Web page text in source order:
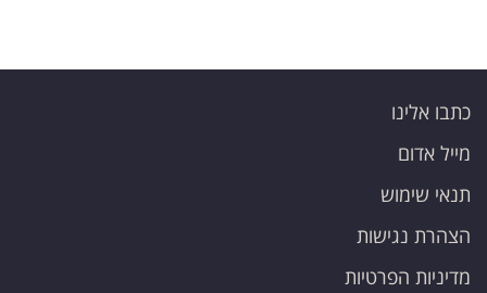
כתבו אלינו
מייל אדום
תנאי שימוש
הצהרת נגישות
מדיניות הפרטיות